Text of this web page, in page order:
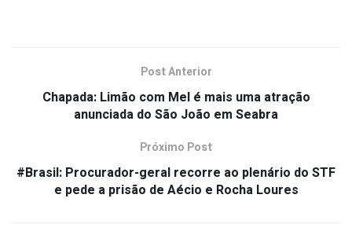
Post Anterior
Chapada: Limão com Mel é mais uma atração
anunciada do São João em Seabra
Próximo Post
#Brasil: Procurador-geral recorre ao plenário do STF
e pede a prisão de Aécio e Rocha Loures